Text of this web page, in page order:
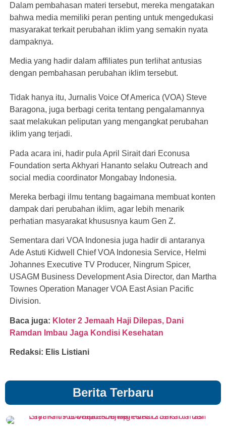
Dalam pembahasan materi tersebut, mereka mengatakan
bahwa media memiliki peran penting untuk mengedukasi
masyarakat terkait perubahan iklim yang semakin nyata
dampaknya.
Media yang hadir dalam affiliates pun terlihat antusias
dengan pembahasan perubahan iklim tersebut.
Tidak hanya itu, Jurnalis Voice Of America (VOA) Steve
Baragona, juga berbagi cerita tentang pengalamannya
saat melakukan peliputan yang mengangkat perubahan
iklim yang terjadi.
Pada acara ini, hadir pula April Sirait dari Econusa
Foundation serta Akhyari Hananto selaku Outreach and
social media coordinator Mongabay Indonesia.
Mereka berbagi ilmu tentang bagaimana membuat konten
dampak dari perubahan iklim, agar lebih menarik
perhatian masyarakat khususnya kaum Gen Z.
Sementara dari VOA Indonesia juga hadir di antaranya
Ade Astuti Kidwell Chief VOA Indonesia Service, Helmi
Johannes Executive TV Producer, Ningrum Spicer,
USAGM Business Development Asia Director, dan Martha
Townes Operation Manager VOA East Asian Pacific
Division.
Baca juga: Kloter 2 Jemaah Haji Dilepas, Dani
Ramdan Imbau Jaga Kondisi Kesehatan
Redaksi: Elis Listiani
Berita Terbaru